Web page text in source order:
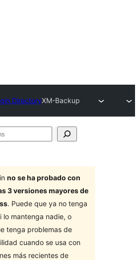
DirectoryXM-Backup
no se ha probado con
3 versiones mayores de
. Puede que ya no tenga
lo mantenga nadie, o
tenga problemas de
cuando se usa con
más recientes de